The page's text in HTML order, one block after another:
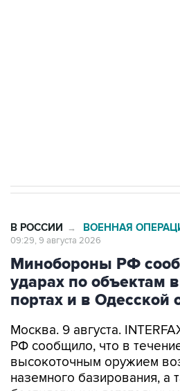
В РОССИИ → ВОЕННАЯ
09:29, 9 августа 2026
Минобороны РФ
ударах по объектам
портах и в Одесской
Москва. 9 августа.
РФ сообщило, что в
высокоточным оружием
наземного базирования, а